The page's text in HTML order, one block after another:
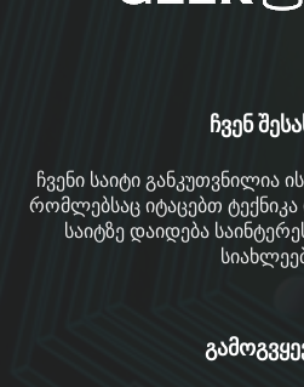
ჩვენ
ჩვენი საიტი განკუთვნილია
რომლებსაც იტაცებთ
საიტზე დაიდება